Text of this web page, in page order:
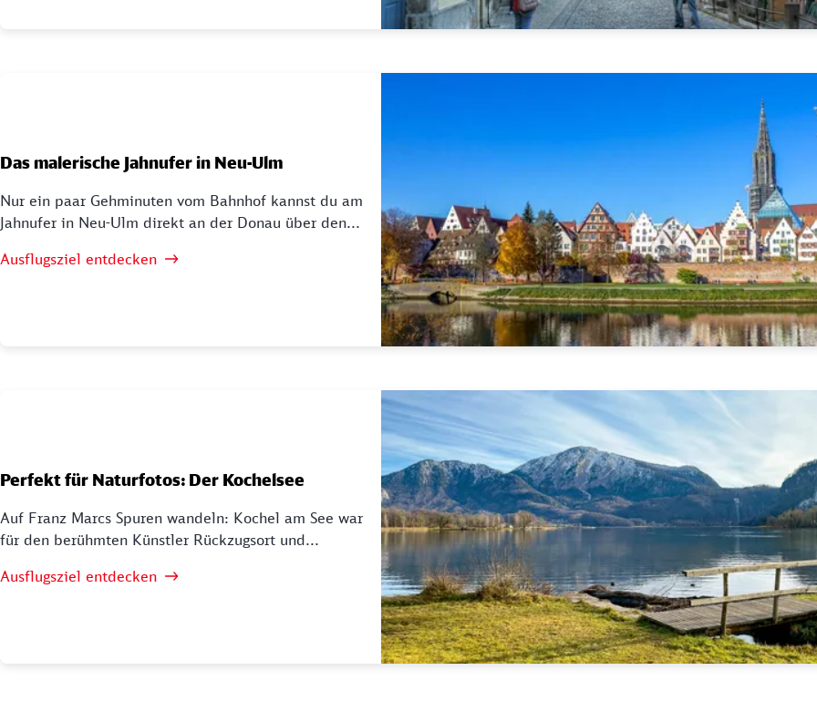
Das malerische Jahnufer in Neu-Ulm
Nur ein paar Gehminuten vom Bahnhof kannst du am
Jahnufer in Neu-Ulm direkt an der Donau über den...
Ausflugsziel entdecken
Perfekt für Naturfotos: Der Kochelsee
Auf Franz Marcs Spuren wandeln: Kochel am See war
für den berühmten Künstler Rückzugsort und...
Ausflugsziel entdecken